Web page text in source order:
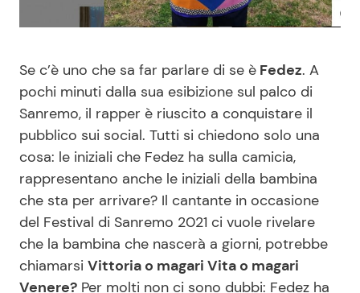
Moda e Style
News benessere
Salute
Viaggi e Turismo
Festività
Dolci
Primi Piatti
Ricette Facili e Veloci
Ricette Feste
Ricette per Bambini
Se c’è uno che sa far parlare di se è Fedez. A
pochi minuti dalla sua esibizione sul palco di
Sanremo, il rapper è riuscito a conquistare il
pubblico sui social. Tutti si chiedono solo una
cosa: le iniziali che Fedez ha sulla camicia,
rappresentano anche le iniziali della bambina
che sta per arrivare? Il cantante in occasione
del Festival di Sanremo 2021 ci vuole rivelare
che la bambina che nascerà a giorni, potrebbe
chiamarsi Vittoria o magari Vita o magari
Venere? Per molti non ci sono dubbi: Fedez ha